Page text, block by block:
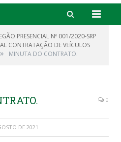
PRESENCIAL Nº 001/2020-SRP
CONTRATAÇÃO DE VEÍCULOS
» MINUTA DO CONTRATO.
0
DE 2021